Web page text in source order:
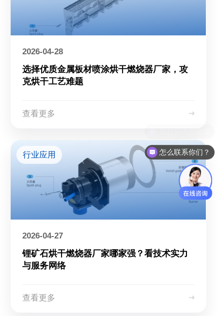
2026-04-28
选择优质金属板材喷涂烘干燃烧器厂家，攻
克烘干工艺难题
查看更多
行业应用
2026-04-27
锂矿石烘干燃烧器厂家哪家强？看技术实力
与服务网络
查看更多
怎么联系你们？